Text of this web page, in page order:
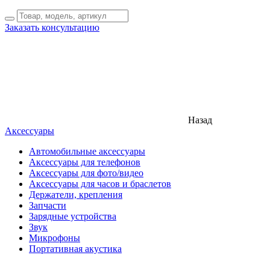
Заказать консультацию
Назад
Аксессуары
Автомобильные аксессуары
Аксессуары для телефонов
Аксессуары для фото/видео
Аксессуары для часов и браслетов
Держатели, крепления
Запчасти
Зарядные устройства
Звук
Микрофоны
Портативная акустика